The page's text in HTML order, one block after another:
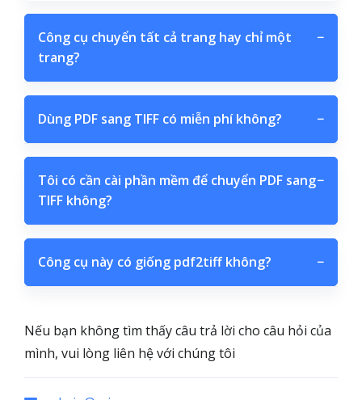
Công cụ chuyển tất cả trang hay chỉ một
trang?
−
Dùng PDF sang TIFF có miễn phí không? −
Tôi có cần cài phần mềm để chuyển PDF sang
TIFF không?
−
Công cụ này có giống pdf2tiff không? −
Nếu bạn không tìm thấy câu trả lời cho câu hỏi của
mình, vui lòng liên hệ với chúng tôi